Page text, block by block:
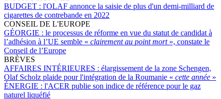
BUDGET : l'OLAF annonce la saisie de plus d'un demi-milliard de
cigarettes de contrebande en 2022
CONSEIL DE L'EUROPE
GÉORGIE : le processus de réforme en vue du statut de candidat à
l’adhésion à l’UE semble « clairement au point mort », constate le
Conseil de l’Europe
BRÈVES
AFFAIRES INTÉRIEURES : élargissement de la zone Schengen,
Olaf Scholz plaide pour l'intégration de la Roumanie « cette année »
ÉNERGIE : l'ACER publie son indice de référence pour le gaz
naturel liquéfié